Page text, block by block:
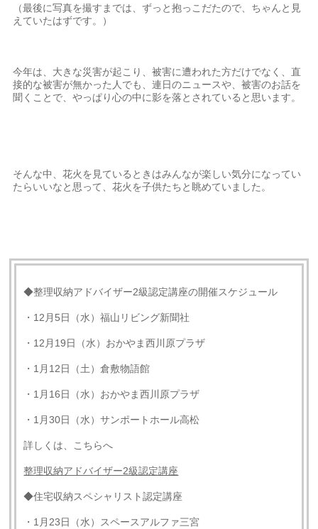
（最後に写真を撮すまでは、ずっと抱っこだたので、ちゃんと見
えていたはずです。）
今年は、大きな災害が起こり、被害に遭われた方だけでなく、直
接的な被害が無かった人でも、連日のニュースや、被害のお話を
聞くことで、やっぱり心の中に影を落とされていると思います。
そんな中、花火を見ているときはみんなが楽しい気分になってい
たらいいなと思って、花火を子供たちと眺めていました。
◆整理収納アドバイザー2級認定講座の開催スケジュール
・12月5日（水）福山リビング新聞社
・12月19日（水）おかやま西川原プラザ
・1月12日（土）倉敷物語館
・1月16日（水）おかやま西川原プラザ
・1月30日（水）サンポートホール高松
詳しくは、こちらへ
整理収納アドバイザー2級認定講座
◆住宅収納スペシャリスト認定講座
・1月23日（水）スペースアルファ三宮